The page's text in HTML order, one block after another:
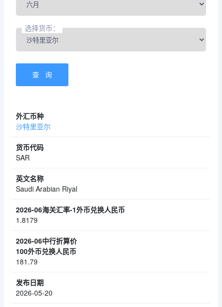
选择货币：
沙特里亚尔
SAR
Saudi Arabian Riyal
1.8179
181.79
2026-05-20